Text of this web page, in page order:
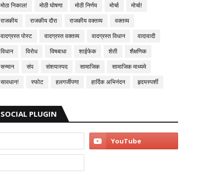
मोठा निकाल!
मोठी घोषणा मोठी निर्णय मोर्चा
मोर्चा!
राजकीय
राजकीय दौरा राजकीय वक्तव्य
वक्तव्य
वादग्रस्त पोस्ट
वादग्रस्त वक्तव्य वादग्रस्त विधान
वादावादी
विधान
विरोध विषबाधा शाईफेक शेती
शैक्षणिक
सन्मान
संप संशयास्पद सामाजिक
सामाजिक माध्यमे
सावधान!
स्फोट हलगर्जीपणा हार्दिक अभिनंदन हृदयस्पर्शी
SOCIAL PLUGIN